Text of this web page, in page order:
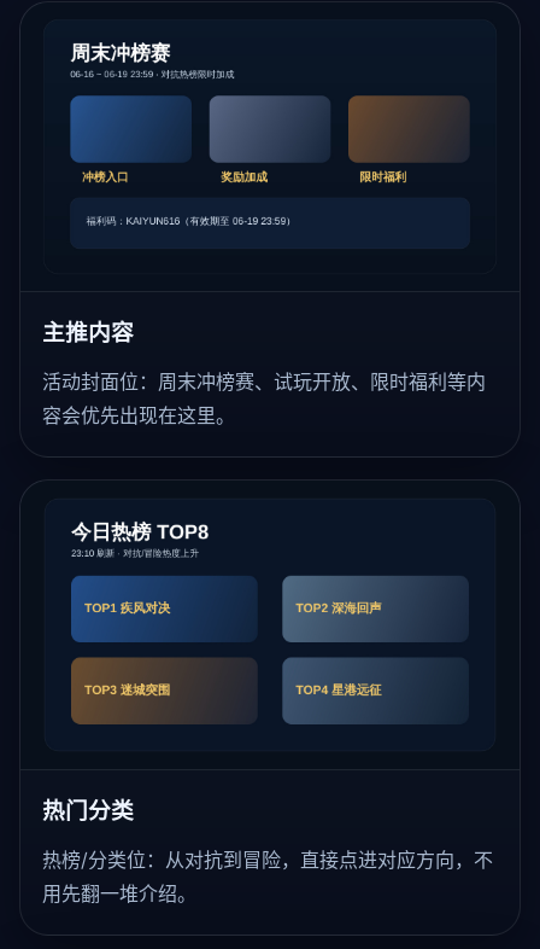
主推内容
活动封面位：周末冲榜赛、试玩开放、限时福利等内
容会优先出现在这里。
热门分类
热榜/分类位：从对抗到冒险，直接点进对应方向，不
用先翻一堆介绍。